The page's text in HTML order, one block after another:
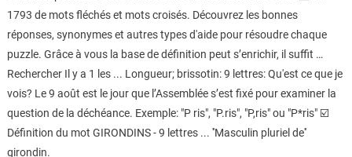
1793 de mots fléchés et mots croisés. Découvrez les bonnes
réponses, synonymes et autres types d'aide pour résoudre chaque
puzzle. Grâce à vous la base de définition peut s’enrichir, il suffit …
Rechercher Il y a 1 les ... Longueur; brissotin: 9 lettres: Qu'est ce que je
vois? Le 9 août est le jour que l’Assemblée s’est fixé pour examiner la
question de la déchéance. Exemple: "P ris", "P.ris", "P,ris" ou "P*ris" ☑️
Définition du mot GIRONDINS - 9 lettres ... ''Masculin pluriel de''
girondin.